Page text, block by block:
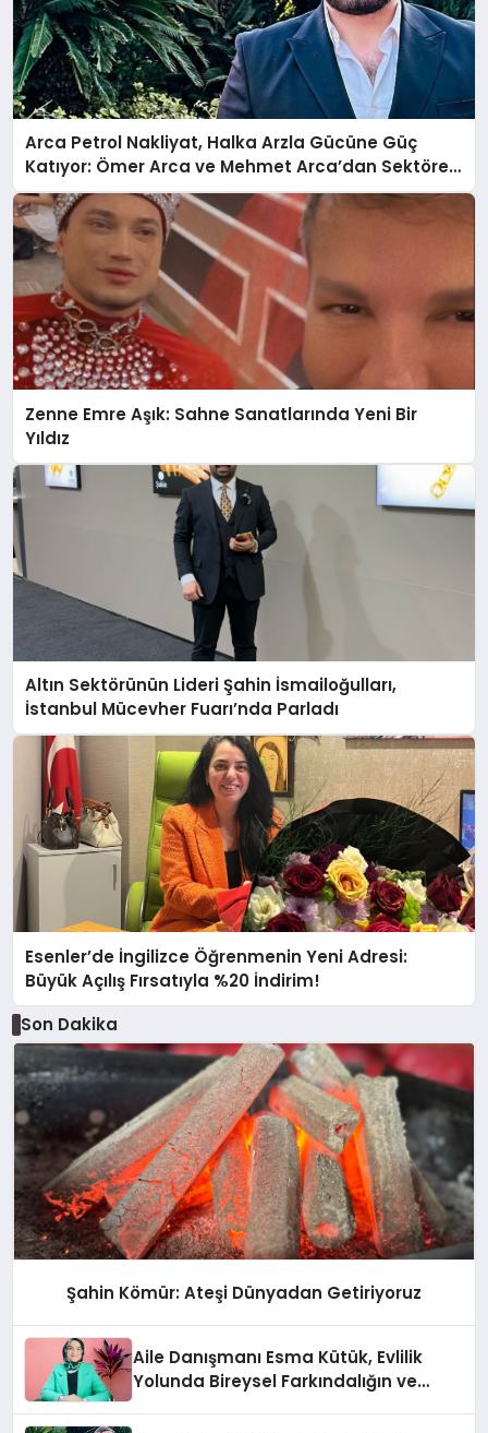
Arca Petrol Nakliyat, Halka Arzla Gücüne Güç
Katıyor: Ömer Arca ve Mehmet Arca’dan Sektöre
Güçlü Yatırım
Zenne Emre Aşık: Sahne Sanatlarında Yeni Bir
Yıldız
Altın Sektörünün Lideri Şahin İsmailoğulları,
İstanbul Mücevher Fuarı’nda Parladı ￼
Esenler’de İngilizce Öğrenmenin Yeni Adresi:
Büyük Açılış Fırsatıyla %20 İndirim!
Son Dakika
Şahin Kömür: Ateşi Dünyadan Getiriyoruz
Aile Danışmanı Esma Kütük, Evlilik
Yolunda Bireysel Farkındalığın ve